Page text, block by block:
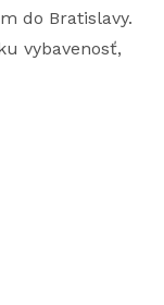
do Bratislavy.
vybavenosť,